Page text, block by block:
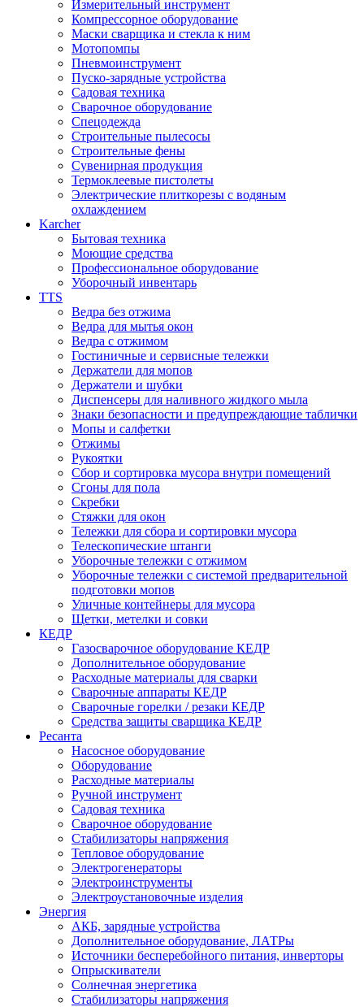
Измерительный инструмент
Компрессорное оборудование
Маски сварщика и стекла к ним
Мотопомпы
Пневмоинструмент
Пуско-зарядные устройства
Садовая техника
Сварочное оборудование
Спецодежда
Строительные пылесосы
Строительные фены
Сувенирная продукция
Термоклеевые пистолеты
Электрические плиткорезы с водяным
охлаждением
Karcher
Бытовая техника
Моющие средства
Профессиональное оборудование
Уборочный инвентарь
TTS
Ведра без отжима
Ведра для мытья окон
Ведра с отжимом
Гостиничные и сервисные тележки
Держатели для мопов
Держатели и шубки
Диспенсеры для наливного жидкого мыла
Знаки безопасности и предупреждающие таблички
Мопы и салфетки
Отжимы
Рукоятки
Сбор и сортировка мусора внутри помещений
Сгоны для пола
Скребки
Стяжки для окон
Тележки для сбора и сортировки мусора
Телескопические штанги
Уборочные тележки с отжимом
Уборочные тележки с системой предварительной
подготовки мопов
Уличные контейнеры для мусора
Щетки, метелки и совки
КЕДР
Газосварочное оборудование КЕДР
Дополнительное оборудование
Расходные материалы для сварки
Сварочные аппараты КЕДР
Сварочные горелки / резаки КЕДР
Средства защиты сварщика КЕДР
Ресанта
Насосное оборудование
Оборудование
Расходные материалы
Ручной инструмент
Садовая техника
Сварочное оборудование
Стабилизаторы напряжения
Тепловое оборудование
Электрогенераторы
Электроинструменты
Электроустановочные изделия
Энергия
АКБ, зарядные устройства
Дополнительное оборудование, ЛАТРы
Источники бесперебойного питания, инверторы
Опрыскиватели
Солнечная энергетика
Стабилизаторы напряжения